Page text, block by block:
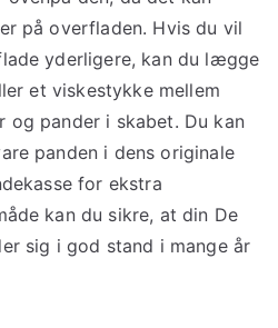
på overfladen. Hvis du vil
yderligere, kan du lægge
et viskestykke mellem
og pander i skabet. Du kan
panden i dens originale
for ekstra
kan du sikre, at din De
sig i god stand i mange år